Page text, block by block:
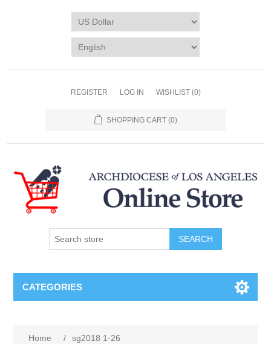
REGISTER LOG IN WISHLIST (0)
SHOPPING CART (0)
SEARCH
CATEGORIES
Home / sg2018 1-26